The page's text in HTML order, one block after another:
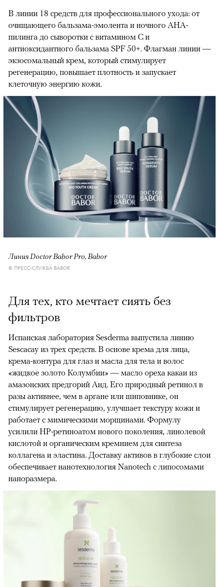
В линии 18 средств для профессионального ухода: от
очищающего бальзама-эмолента и ночного АНА-
пилинга до сыворотки с витамином С и
антиоксидантного бальзама SPF 50+. Флагман линии —
экзосомальный крем, который стимулирует
регенерацию, повышает плотность и запускает
клеточную энергию кожи.
Линия Doctor Babor Pro, Babor
© ПРЕСС-СЛУЖБА BABOR
Для тех, кто мечтает сиять без
фильтров
Испанская лаборатория Sesderma выпустила линию
Sescacay из трех средств. В основе крема для лица,
крема-контура для глаз и масла для тела и волос
«жидкое золото Колумбии» — масло ореха какаи из
амазонских предгорий Анд. Его природный ретинол в
разы активнее, чем в аргане или шиповнике, он
стимулирует регенерацию, улучшает текстуру кожи и
работает с мимическими морщинами. Формулу
усилили HP-ретиноатом нового поколения, линолевой
кислотой и органическим кремнием для синтеза
коллагена и эластина. Доставку активов в глубокие слои
обеспечивает нанотехнология Nanotech с липосомами
наноразмера.